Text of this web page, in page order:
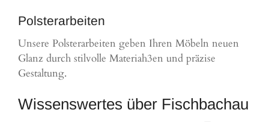
Polsterarbeiten
Unsere Polsterarbeiten geben Ihren Möbeln neuen
Glanz durch stilvolle Materiah3en und präzise
Gestaltung.
Wissenswertes über Fischbachau